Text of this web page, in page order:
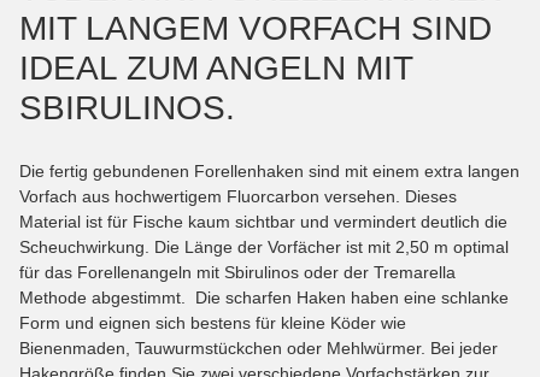
MIT LANGEM VORFACH SIND
IDEAL ZUM ANGELN MIT
SBIRULINOS.
Die fertig gebundenen Forellenhaken sind mit einem extra langen
Vorfach aus hochwertigem Fluorcarbon versehen. Dieses
Material ist für Fische kaum sichtbar und vermindert deutlich die
Scheuchwirkung. Die Länge der Vorfächer ist mit 2,50 m optimal
für das Forellenangeln mit Sbirulinos oder der Tremarella
Methode abgestimmt. Die scharfen Haken haben eine schlanke
Form und eignen sich bestens für kleine Köder wie
Bienenmaden, Tauwurmstückchen oder Mehlwürmer. Bei jeder
Hakengröße finden Sie zwei verschiedene Vorfachstärken zur